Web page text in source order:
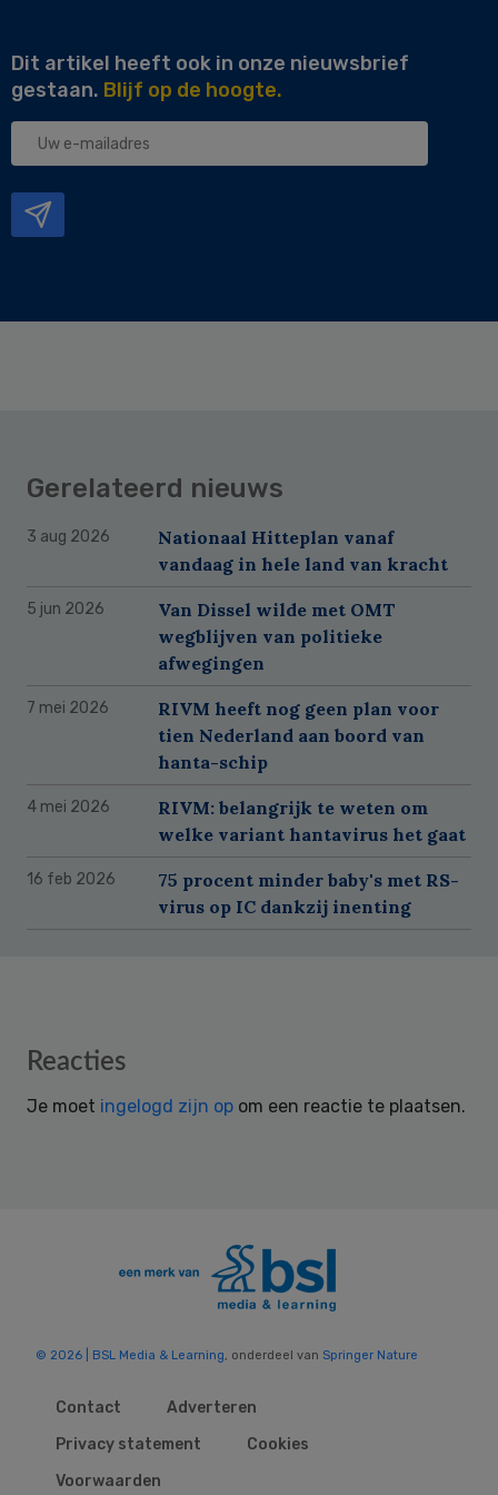
Dit artikel heeft ook in onze nieuwsbrief
gestaan. Blijf op de hoogte.
Uw
Gerelateerd nieuws
3 aug 2026
Nationaal Hitteplan vanaf
vandaag in hele land van kracht
5 jun 2026
Van Dissel wilde met OMT
wegblijven van politieke
afwegingen
7 mei 2026
RIVM heeft nog geen plan voor
tien Nederland aan boord van
hanta-schip
4 mei 2026
RIVM: belangrijk te weten om
welke variant hantavirus het gaat
16 feb 2026
75 procent minder baby's met RS-
virus op IC dankzij inenting
Reader
Reacties
Je moet ingelogd zijn op om een reactie te plaatsen.
© 2026 | BSL Media & Learning, onderdeel van Springer Nature
Contact
Adverteren
Privacy statement
Cookies
Voorwaarden